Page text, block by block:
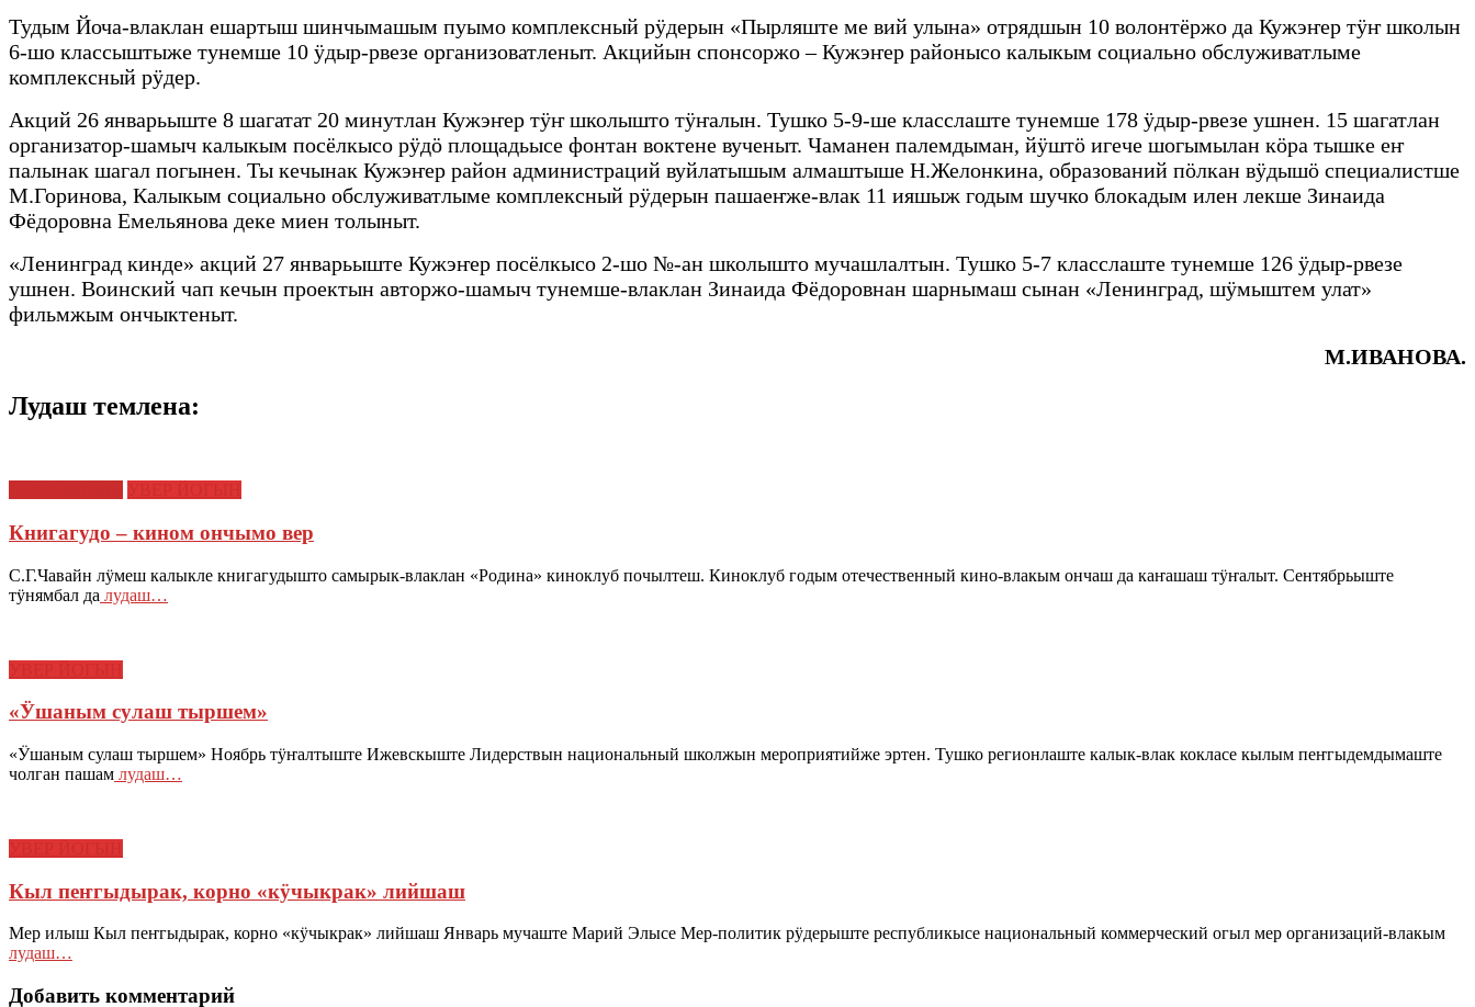
Тудым Йоча-влаклан ешартыш шинчымашым пуымо комплексный рӱдерын «Пырляште ме вий улына» отрядшын 10 волонтёржо да Кужэҥер тӱҥ школын
6-шо классыштыже тунемше 10 ӱдыр-рвезе организоватленыт. Акцийын спонсоржо – Кужэҥер районысо калыкым социально обслуживатлыме
комплексный рӱдер.
Акций 26 январьыште 8 шагатат 20 минутлан Кужэҥер тӱҥ школышто тӱҥалын. Тушко 5-9-ше класслаште тунемше 178 ӱдыр-рвезе ушнен. 15 шагатлан
организатор-шамыч калыкым посёлкысо рӱдӧ площадьысе фонтан воктене вученыт. Чаманен палемдыман, йӱштӧ игече шогымылан кӧра тышке еҥ
палынак шагал погынен. Ты кечынак Кужэҥер район администраций вуйлатышым алмаштыше Н.Желонкина, образований пӧлкан вӱдышӧ специалистше
М.Горинова, Калыкым социально обслуживатлыме комплексный рӱдерын пашаеҥже-влак 11 ияшыж годым шучко блокадым илен лекше Зинаида
Фёдоровна Емельянова деке миен толыныт.
«Ленинград кинде» акций 27 январьыште Кужэҥер посёлкысо 2-шо №-ан школышто мучашлалтын. Тушко 5-7 класслаште тунемше 126 ӱдыр-рвезе
ушнен. Воинский чап кечын проектын авторжо-шамыч тунемше-влаклан Зинаида Фёдоровнан шарнымаш сынан «Ленинград, шӱмыштем улат»
фильмжым ончыктеныт.
М.ИВАНОВА.
Лудаш темлена:
Книгагудо – кином ончымо вер
С.Г.Чавайн лӱмеш калыкле книгагудышто самырык-влаклан «Родина» киноклуб почылтеш. Киноклуб годым отечественный кино-влакым ончаш да каҥашаш тӱҥалыт. Сентябрьыште
тӱнямбал да лудаш…
«Ӱшаным сулаш тыршем»
«Ӱшаным сулаш тыршем» Ноябрь тӱҥалтыште Ижевскыште Лидерствын национальный школжын мероприятийже эртен. Тушко регионлаште калык-влак кокласе кылым пеҥгыдемдымаште
чолган пашам лудаш…
Кыл пеҥгыдырак, корно «кӱчыкрак» лийшаш
Мер илыш Кыл пеҥгыдырак, корно «кӱчыкрак» лийшаш Январь мучаште Марий Элысе Мер-политик рӱдерыште республикысе национальный коммерческий огыл мер организаций-влакым
лудаш…
Добавить комментарий